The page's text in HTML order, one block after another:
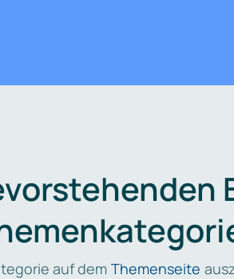
auf dem Themenseite